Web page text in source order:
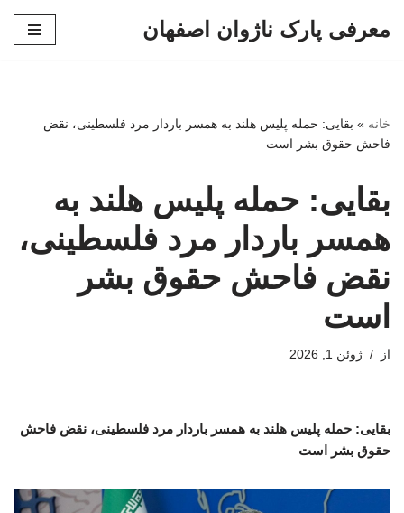
معرفی پارک ناژوان اصفهان
خانه » بقایی: حمله پلیس هلند به همسر باردار مرد فلسطینی، نقض
فاحش حقوق بشر است
بقایی: حمله پلیس هلند به
همسر باردار مرد فلسطینی،
نقض فاحش حقوق بشر
است
از ژوئن 1, 2026
بقایی: حمله پلیس هلند به همسر باردار مرد فلسطینی، نقض فاحش
حقوق بشر است